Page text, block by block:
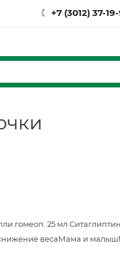
+7 (3012) 37-19-
гомеоп. 25 мл
весаМама и малыш